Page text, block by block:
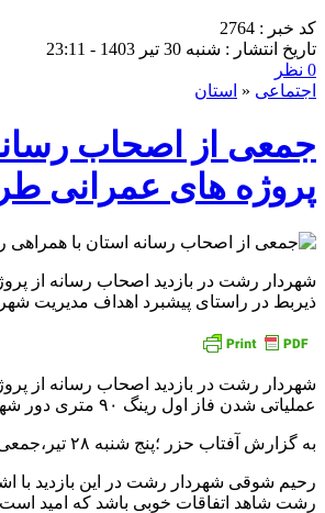
کد خبر : 2764
تاریخ انتشار : شنبه 30 تیر 1403 - 23:11
0 نظر
اجتماعی « استان
جمعی از اصحاب
پروژه های عمرانی
ذیربط در راستای پیشبرد اهداف مدیریت شهری به گزارش
شهردار رشت در بازدید اصحاب رسانه از
عملیاتی شدن فاز اول رینگ ۹۰ متری دور شهر طی ۳ ماه آینده بهره برداری از تقاطع های غیرهمسطح رشت در سال جاری همراهی ارگان های ذیربط در راستای پیشبرد اهداف مدیریت شهری
به گزارش آفتاب حزر ؛پنج شنبه ۲۸ تیر،جمعی از اصحاب رسانه استان با همراهی رئیس،اعضای شورای اسلامی و شهردار رشت از پیشرفت پروژه های عمرانی طرح میثاق رشت بازدید کردند.
رشت شاهد اتفاقات خوبی باشد که امید است